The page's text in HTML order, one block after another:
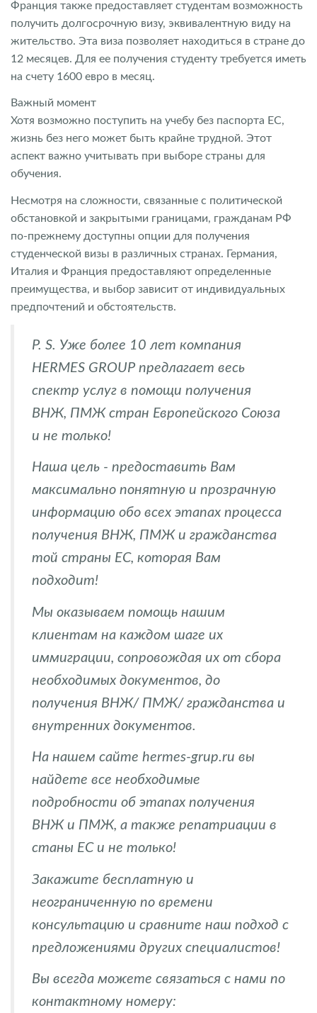
Франция также предоставляет студентам возможность
получить долгосрочную визу, эквивалентную виду на
жительство. Эта виза позволяет находиться в стране до
12 месяцев. Для ее получения студенту требуется иметь
на счету 1600 евро в месяц.
Важный момент
Хотя возможно поступить на учебу без паспорта ЕС,
жизнь без него может быть крайне трудной. Этот
аспект важно учитывать при выборе страны для
обучения.
Несмотря на сложности, связанные с политической
обстановкой и закрытыми границами, гражданам РФ
по-прежнему доступны опции для получения
студенческой визы в различных странах. Германия,
Италия и Франция предоставляют определенные
преимущества, и выбор зависит от индивидуальных
предпочтений и обстоятельств.
P. S. Уже более 10 лет компания
HERMES GROUP предлагает весь
спектр услуг в помощи получения
ВНЖ, ПМЖ стран Европейского Союза
и не только!
Наша цель - предоставить Вам
максимально понятную и прозрачную
информацию обо всех этапах процесса
получения ВНЖ, ПМЖ и гражданства
той страны ЕС, которая Вам
подходит!
Мы оказываем помощь нашим
клиентам на каждом шаге их
иммиграции, сопровождая их от сбора
необходимых документов, до
получения ВНЖ/ ПМЖ/ гражданства и
внутренних документов.
На нашем сайте hermes-grup.ru вы
найдете все необходимые
подробности об этапах получения
ВНЖ и ПМЖ, а также репатриации в
станы ЕС и не только!
Закажите бесплатную и
неограниченную по времени
консультацию и сравните наш подход с
предложениями других специалистов!
Вы всегда можете связаться с нами по
контактному номеру: